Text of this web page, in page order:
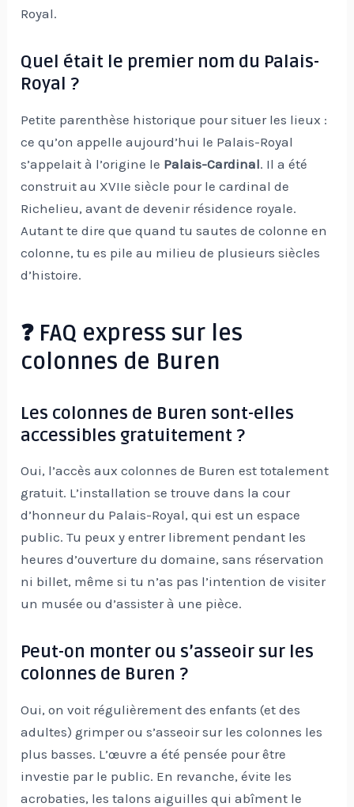
Royal.
Quel était le premier nom du Palais-
Royal ?
Petite parenthèse historique pour situer les lieux :
ce qu’on appelle aujourd’hui le Palais-Royal
s’appelait à l’origine le Palais-Cardinal. Il a été
construit au XVIIe siècle pour le cardinal de
Richelieu, avant de devenir résidence royale.
Autant te dire que quand tu sautes de colonne en
colonne, tu es pile au milieu de plusieurs siècles
d’histoire.
❓ FAQ express sur les
colonnes de Buren
Les colonnes de Buren sont-elles
accessibles gratuitement ?
Oui, l’accès aux colonnes de Buren est totalement
gratuit. L’installation se trouve dans la cour
d’honneur du Palais-Royal, qui est un espace
public. Tu peux y entrer librement pendant les
heures d’ouverture du domaine, sans réservation
ni billet, même si tu n’as pas l’intention de visiter
un musée ou d’assister à une pièce.
Peut-on monter ou s’asseoir sur les
colonnes de Buren ?
Oui, on voit régulièrement des enfants (et des
adultes) grimper ou s’asseoir sur les colonnes les
plus basses. L’œuvre a été pensée pour être
investie par le public. En revanche, évite les
acrobaties, les talons aiguilles qui abîment le